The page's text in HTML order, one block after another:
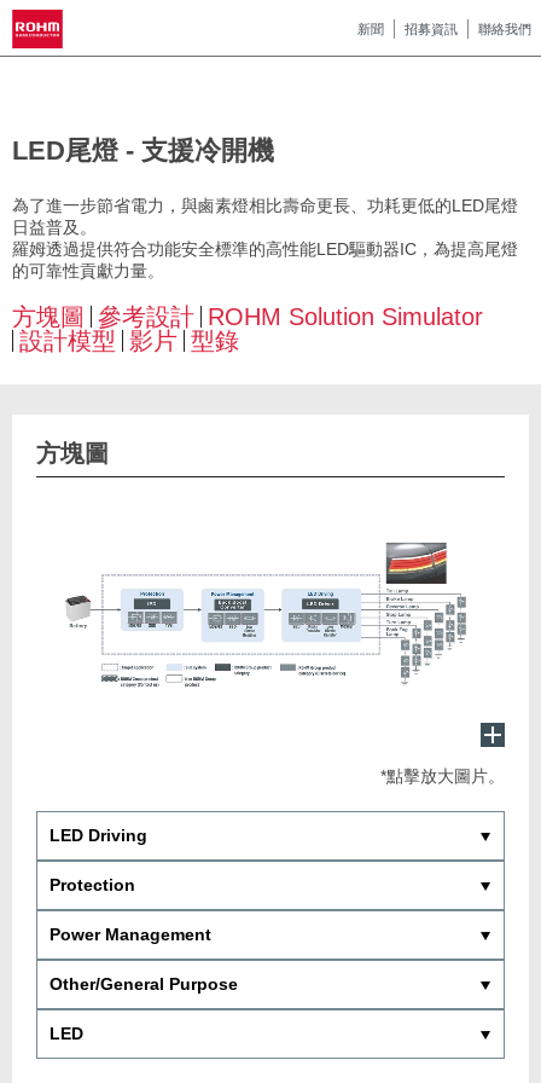
新聞 招募資訊 聯絡我們
LED尾燈 - 支援冷開機
為了進一步節省電力，與鹵素燈相比壽命更長、功耗更低的LED尾燈
日益普及。
羅姆透過提供符合功能安全標準的高性能LED驅動器IC，為提高尾燈
的可靠性貢獻力量。
方塊圖 參考設計 ROHM Solution Simulator
設計模型 影片 型錄
方塊圖
*點擊放大圖片。
LED Driving
Protection
Power Management
Other/General Purpose
LED